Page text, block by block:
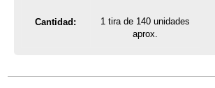
Cantidad:
1 tira de 140 unidades
aprox.